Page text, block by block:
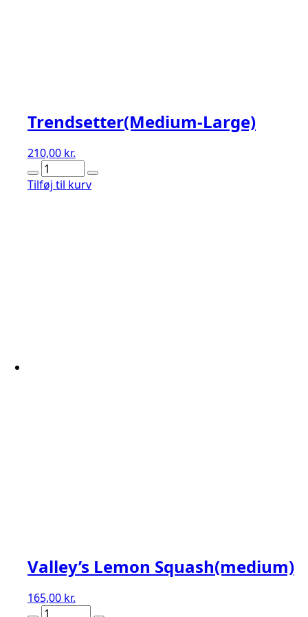
Trendsetter(Medium-Large)
210,00 kr.
Trendsetter(Medium-
Large)
Tilføj til kurv
Valley’s Lemon Squash(medium)
165,00 kr.
Valley's